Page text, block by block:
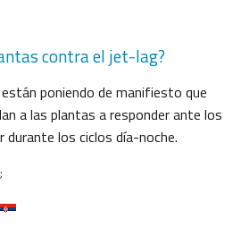
contra el jet-lag?
poniendo de manifiesto que
a las plantas a responder ante los
durante los ciclos día-noche.